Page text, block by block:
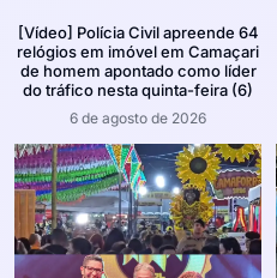
[Vídeo] Polícia Civil apreende 64
relógios em imóvel em Camaçari
de homem apontado como líder
do tráfico nesta quinta-feira (6)
6 de agosto de 2026